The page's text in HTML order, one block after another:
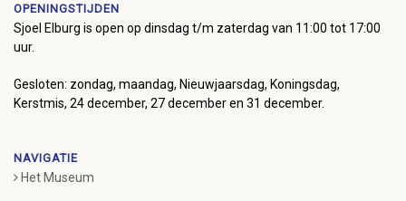
OPENINGSTIJDEN
Sjoel Elburg is open op dinsdag t/m zaterdag van 11:00 tot 17:00
uur.
Gesloten: zondag, maandag, Nieuwjaarsdag, Koningsdag,
Kerstmis, 24 december, 27 december en 31 december.
NAVIGATIE
Het Museum